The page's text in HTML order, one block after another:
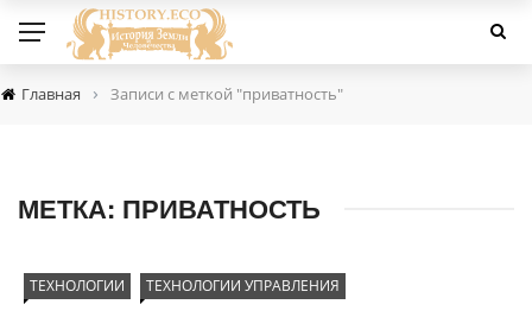
Главная › Записи с меткой "приватность"
МЕТКА: ПРИВАТНОСТЬ
ТЕХНОЛОГИИ ТЕХНОЛОГИИ УПРАВЛЕНИЯ